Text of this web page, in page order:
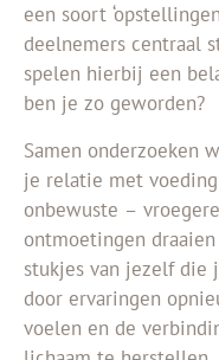
een soort
deelnemers centraal
spelen hierbij een
ben je zo geworden?
Samen onderzoeken
je relatie met
onbewuste –
ontmoetingen
stukjes van jezelf die
door ervaringen
voelen en de